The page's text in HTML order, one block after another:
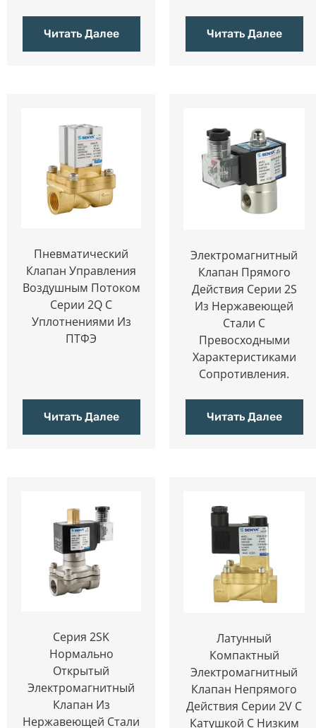
Читать Далее Читать Далее
Пневматический
Клапан Управления
Воздушным Потоком
Серии 2Q С
Уплотнениями Из
ПТФЭ
Читать Далее
Электромагнитный
Клапан Прямого
Действия Серии 2S
Из Нержавеющей
Стали С
Превосходными
Характеристиками
Сопротивления.
Читать Далее
Серия 2SK
Нормально
Открытый
Электромагнитный
Клапан Из
Нержавеющей Стали
Латунный
Компактный
Электромагнитный
Клапан Непрямого
Действия Серии 2V С
Катушкой С Низким